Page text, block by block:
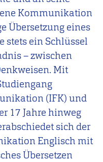
Kommunikation
Übersetzung eines
stets ein Schlüssel
– zwischen
Mit
(IFK) und
17 Jahre hinweg
sich der
Englisch mit
Übersetzen